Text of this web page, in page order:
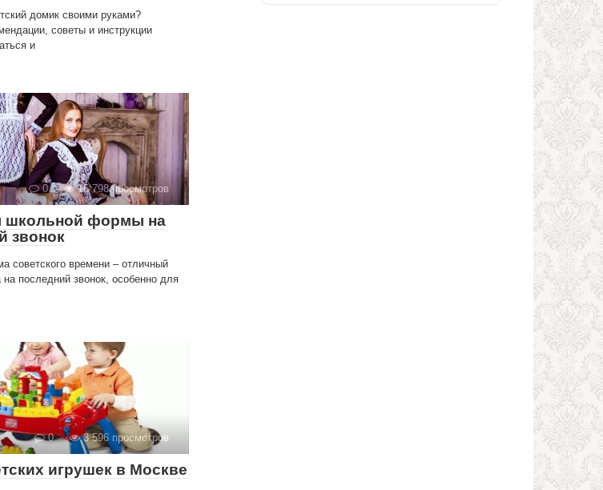
домик своими руками?
советы и инструкции
и
0 15 798 просмотров
школьной формы на
звонок
советского времени – отличный
на последний звонок, особенно для
0 3 596 просмотров
игрушек в Москве